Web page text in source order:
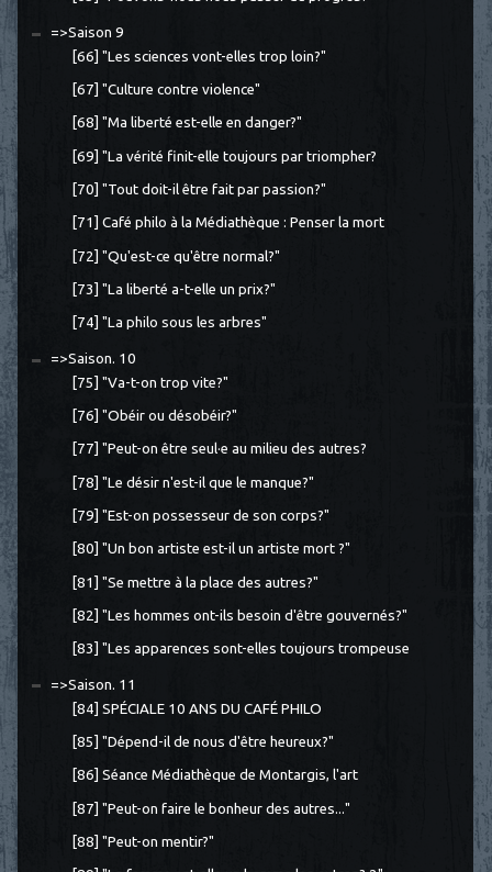
=>Saison 9
[66] "Les sciences vont-elles trop loin?"
[67] "Culture contre violence"
[68] "Ma liberté est-elle en danger?"
[69] "La vérité finit-elle toujours par triompher?
[70] "Tout doit-il être fait par passion?"
[71] Café philo à la Médiathèque : Penser la mort
[72] "Qu'est-ce qu'être normal?"
[73] "La liberté a-t-elle un prix?"
[74] "La philo sous les arbres"
=>Saison. 10
[75] "Va-t-on trop vite?"
[76] "Obéir ou désobéir?"
[77] "Peut-on être seul·e au milieu des autres?
[78] "Le désir n'est-il que le manque?"
[79] "Est-on possesseur de son corps?"
[80] "Un bon artiste est-il un artiste mort ?"
[81] "Se mettre à la place des autres?"
[82] "Les hommes ont-ils besoin d'être gouvernés?"
[83] "Les apparences sont-elles toujours trompeuse
=>Saison. 11
[84] SPÉCIALE 10 ANS DU CAFÉ PHILO
[85] "Dépend-il de nous d'être heureux?"
[86] Séance Médiathèque de Montargis, l'art
[87] "Peut-on faire le bonheur des autres..."
[88] "Peut-on mentir?"